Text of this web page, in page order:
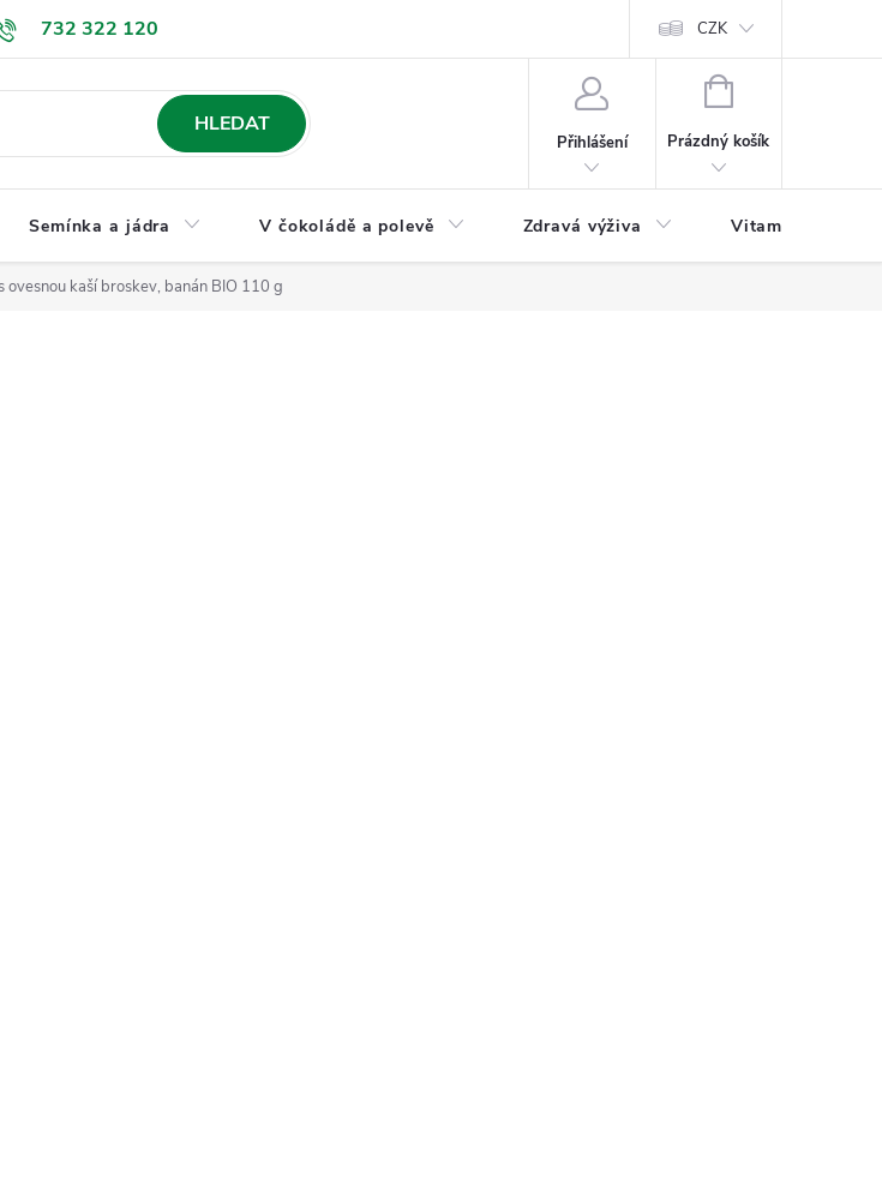
732 322 120
osobních údajů Jak nakupovat Formulář pro odstoupení od
CZK
HLEDAT
Přihlášení
NÁKUPNÍ
Prázdný košík
Semínka a jádra V čokoládě a polevě Zdravá výživa Vitamíny a
ovesnou kaší broskev, banán BIO 110 g